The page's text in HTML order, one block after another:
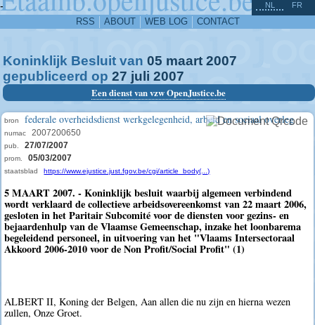
-
RSS ABOUT WEB LOG CONTACT
NL FR
Koninklijk Besluit van 05 maart 2007
gepubliceerd op 27 juli 2007
Een dienst van vzw OpenJustice.be
bron federale overheidsdienst werkgelegenheid, arbeid en sociaal overleg
numac 2007200650
pub. 27/07/2007
prom. 05/03/2007
staatsblad https://www.ejustice.just.fgov.be/cgi/article_body(...)
5 MAART 2007. - Koninklijk besluit waarbij algemeen verbindend
wordt verklaard de collectieve arbeidsovereenkomst van 22 maart 2006,
gesloten in het Paritair Subcomité voor de diensten voor gezins- en
bejaardenhulp van de Vlaamse Gemeenschap, inzake het loonbarema
begeleidend personeel, in uitvoering van het "Vlaams Intersectoraal
Akkoord 2006-2010 voor de Non Profit/Social Profit" (1)
ALBERT II, Koning der Belgen, Aan allen die nu zijn en hierna wezen
zullen, Onze Groet.
^